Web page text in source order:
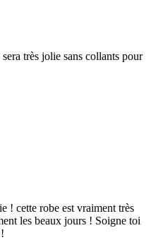
très jolie sans collants pour
! cette robe est vraiment très
les beaux jours ! Soigne toi